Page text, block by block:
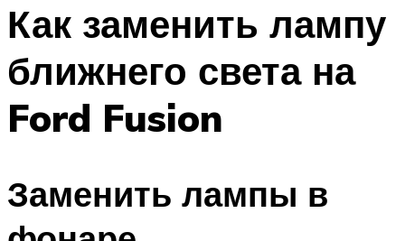
Меню
Как заменить лампу
ближнего света на
Ford Fusion
Заменить лампы в